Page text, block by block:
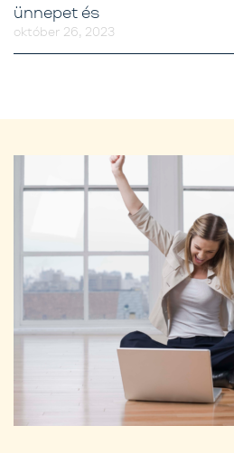
október 26, 2023
ünnepet és